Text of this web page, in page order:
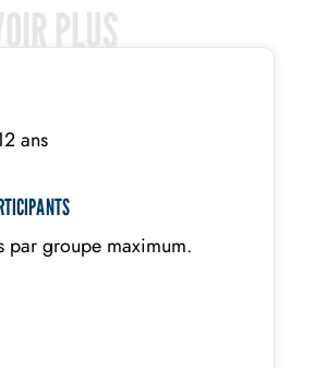
PLUS
ans
par groupe maximum.